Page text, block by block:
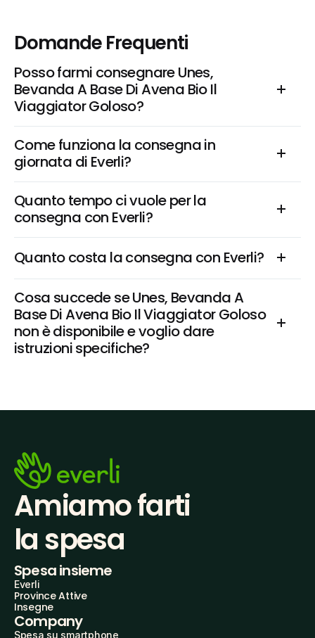
Domande Frequenti
Posso farmi consegnare Unes,
Bevanda A Base Di Avena Bio Il
Viaggiator Goloso?
Come funziona la consegna in
giornata di Everli?
Quanto tempo ci vuole per la
consegna con Everli?
Quanto costa la consegna con Everli?
Cosa succede se Unes, Bevanda A
Base Di Avena Bio Il Viaggiator Goloso
non è disponibile e voglio dare
istruzioni specifiche?
Amiamo farti
la spesa
Spesa insieme
Everli
Province Attive
Insegne
Company
Spesa su smartphone